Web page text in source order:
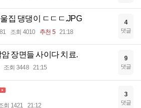
집 댕댕이 ㄷㄷㄷ.JPG
조회 4010 추천 5 21:18
4
댓글
장면들 사이다 치료.
조회 3448 21:15
9
댓글
회 1421 21:12
3
댓글